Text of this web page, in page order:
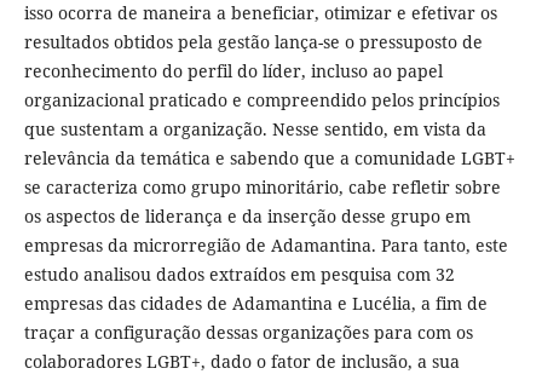
isso ocorra de maneira a beneficiar, otimizar e efetivar os
resultados obtidos pela gestão lança-se o pressuposto de
reconhecimento do perfil do líder, incluso ao papel
organizacional praticado e compreendido pelos princípios
que sustentam a organização. Nesse sentido, em vista da
relevância da temática e sabendo que a comunidade LGBT+
se caracteriza como grupo minoritário, cabe refletir sobre
os aspectos de liderança e da inserção desse grupo em
empresas da microrregião de Adamantina. Para tanto, este
estudo analisou dados extraídos em pesquisa com 32
empresas das cidades de Adamantina e Lucélia, a fim de
traçar a configuração dessas organizações para com os
colaboradores LGBT+, dado o fator de inclusão, a sua